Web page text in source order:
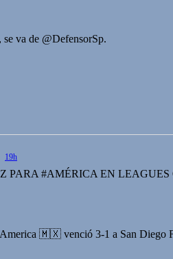
va de @DefensorSp.
19h
PARA #AMÉRICA EN LEAGUES
🇲🇽 venció 3-1 a San